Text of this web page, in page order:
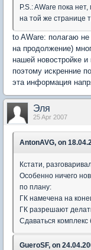
P.S.: AWare пока
на той же странице
to AWare: полагаю
на продолжение)
нашей новостройке
поэтому искренние
эта информация
Эля
25 Apr 2007
AntonAVG, on
Кстати,
Особенно ничего
по плану:
ГК намечена на
ГК разрешают
Сдаваться комплекс
GueroSF, on